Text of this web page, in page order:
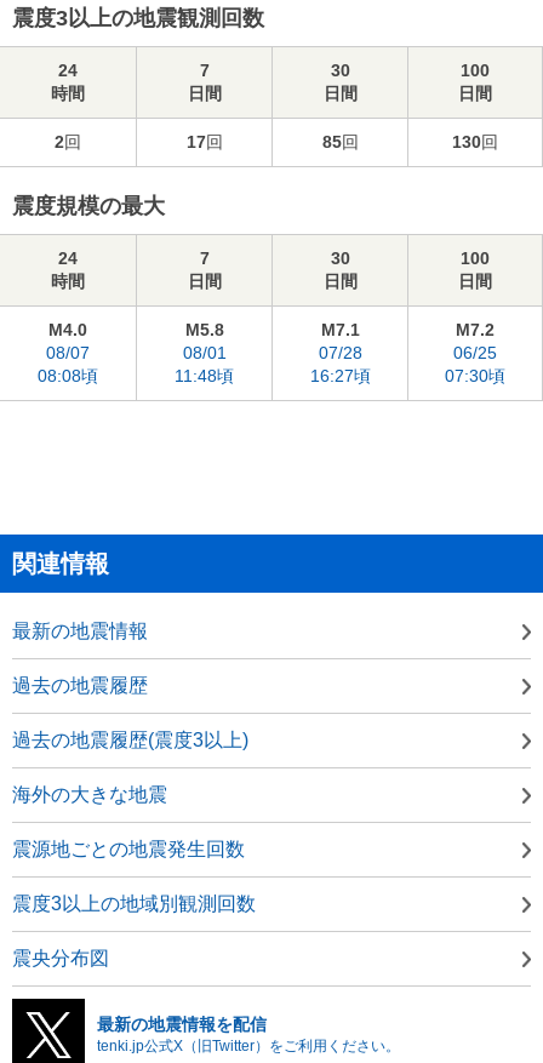
震度3以上の地震観測回数
24
時間
7
日間
30
日間
100
日間
2回 17回 85回 130回
震度規模の最大
24
時間
7
日間
30
日間
100
日間
M4.0
08/07
08:08頃
M5.8
08/01
11:48頃
M7.1
07/28
16:27頃
M7.2
06/25
07:30頃
関連情報
最新の地震情報
過去の地震履歴
過去の地震履歴(震度3以上)
海外の大きな地震
震源地ごとの地震発生回数
震度3以上の地域別観測回数
震央分布図
最新の地震情報を配信
tenki.jp公式X（旧Twitter）をご利用ください。